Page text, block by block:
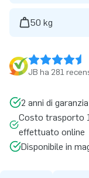
50 kg
JB ha 281
2 anni di garanzia
Costo trasporto
effettuato online
Disponibile in